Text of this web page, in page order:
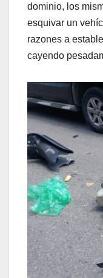
dominio, los
esquivar un
razones a
cayendo